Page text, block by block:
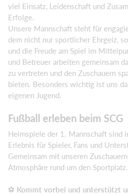
viel Einsatz, Leidenschaft und
Erfolge.
Unsere Mannschaft steht für
dem nicht nur sportlicher Ehrgeiz,
und die Freude am Spiel im
und Betreuer arbeiten gemeinsam
zu vertreten und den Zuschauern
bieten. Besonders wichtig ist uns
eigenen Jugend.
Fußball erleben beim SCG
Heimspiele der 1. Mannschaft sind
Erlebnis für Spieler, Fans und
Gemeinsam mit unseren
Atmosphäre rund um den Sportplatz.
⚽ Kommt vorbei und unterstützt